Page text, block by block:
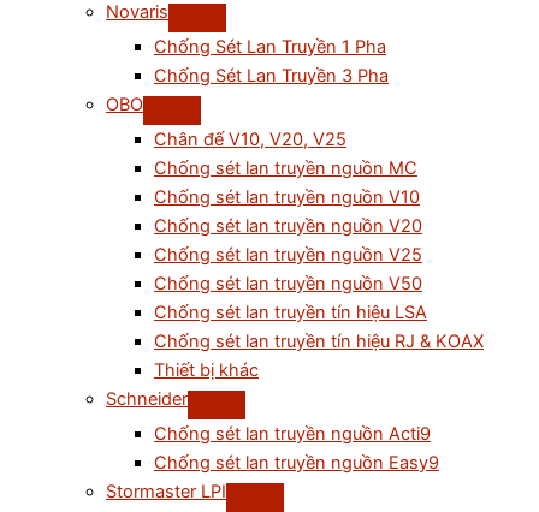
Novaris
Chống Sét Lan Truyền 1 Pha
Chống Sét Lan Truyền 3 Pha
OBO
Chân đế V10, V20, V25
Chống sét lan truyền nguồn MC
Chống sét lan truyền nguồn V10
Chống sét lan truyền nguồn V20
Chống sét lan truyền nguồn V25
Chống sét lan truyền nguồn V50
Chống sét lan truyền tín hiệu LSA
Chống sét lan truyền tín hiệu RJ & KOAX
Thiết bị khác
Schneider
Chống sét lan truyền nguồn Acti9
Chống sét lan truyền nguồn Easy9
Stormaster LPI